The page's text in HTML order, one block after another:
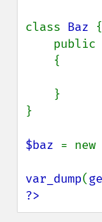
class Baz {
}
$baz = new
var_dump(
?>